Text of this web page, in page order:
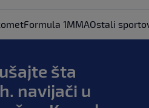
Formula 1MMAOstali
šta
navijači u